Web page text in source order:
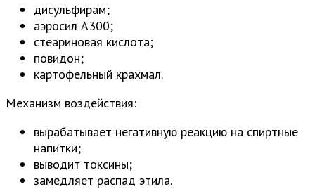
дисульфирам;
аэросил А300;
стеариновая кислота;
повидон;
картофельный крахмал.
Механизм воздействия:
вырабатывает негативную реакцию на спиртные
напитки;
выводит токсины;
замедляет распад этила.